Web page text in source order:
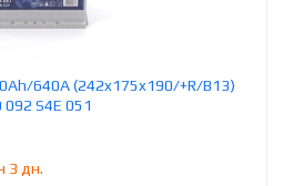
640A (242x175x190/+R/B13)
092 S4E 051
3 дн.